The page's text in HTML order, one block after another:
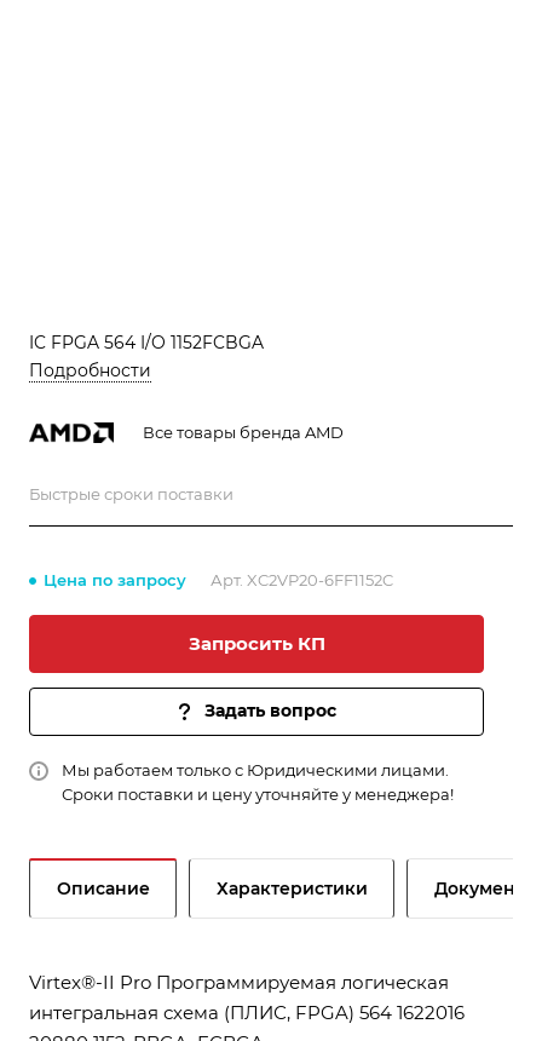
IC FPGA 564 I/O 1152FCBGA
Подробности
Все товары бренда AMD
Быстрые сроки поставки
Цена по запросу Арт. XC2VP20-6FF1152C
Запросить КП
Задать вопрос
Мы работаем только с Юридическими лицами.
Сроки поставки и цену уточняйте у менеджера!
Описание Характеристики Документы
Virtex®-II Pro Программируемая логическая
интегральная схема (ПЛИС, FPGA) 564 1622016